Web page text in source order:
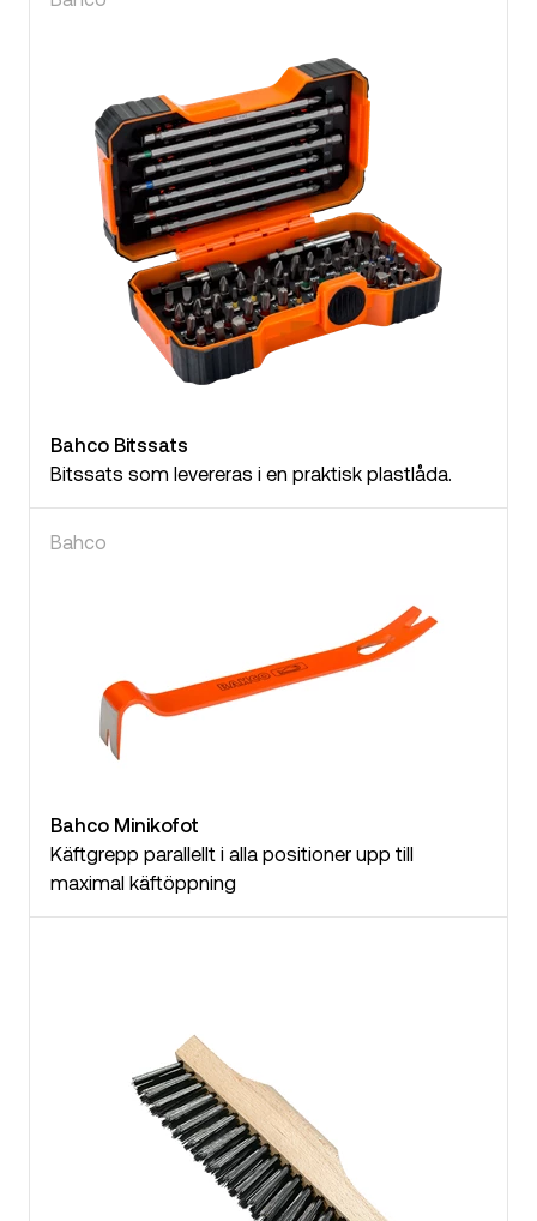
Bahco Bitssats
Bitssats som levereras i en praktisk plastlåda.
Bahco
Bahco Minikofot
Käftgrepp parallellt i alla positioner upp till
maximal käftöppning